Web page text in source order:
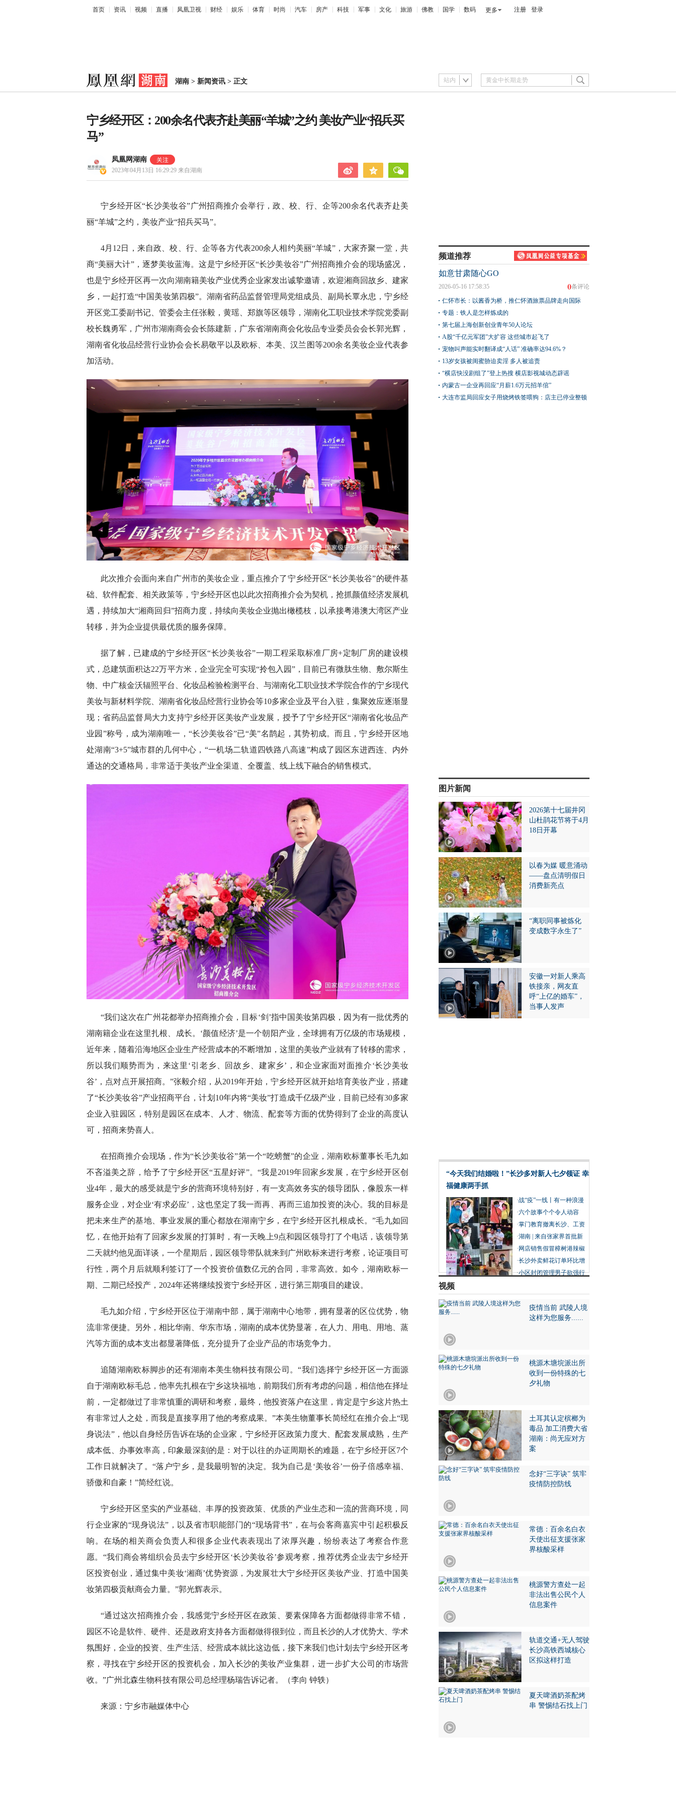
首页 资讯 视频 直播 凤凰卫视 财经 娱乐 体育 时尚 汽车 房产 科技 军事 文化 旅游 佛教 国学 数码 更多 注册 登录
湖南 > 新闻资讯 > 正文 站内
宁乡经开区：200余名代表齐赴美丽“羊城”之约 美妆产业“招兵买
马”
凤凰网湖南
2023年04月13日 16:29:29 来自湖南
宁乡经开区“长沙美妆谷”广州招商推介会举行，政、校、行、企等200余名代表齐赴美
丽“羊城”之约，美妆产业“招兵买马”。
4月12日，来自政、校、行、企等各方代表200余人相约美丽“羊城”，大家齐聚一堂，共
商“美丽大计”，逐梦美妆蓝海。这是宁乡经开区“长沙美妆谷”广州招商推介会的现场盛况，
也是宁乡经开区再一次向湖南籍美妆产业优秀企业家发出诚挚邀请，欢迎湘商回故乡、建家
乡，一起打造“中国美妆第四极”。湖南省药品监督管理局党组成员、副局长覃永忠，宁乡经
开区党工委副书记、管委会主任张毅，黄瑶、郑旗等区领导，湖南化工职业技术学院党委副
校长魏勇军，广州市湖南商会会长陈建新，广东省湖南商会化妆品专业委员会会长郭光辉，
湖南省化妆品经营行业协会会长易敬平以及欧标、本美、汉兰图等200余名美妆企业代表参
加活动。
此次推介会面向来自广州市的美妆企业，重点推介了宁乡经开区“长沙美妆谷”的硬件基
础、软件配套、相关政策等，宁乡经开区也以此次招商推介会为契机，抢抓颜值经济发展机
遇，持续加大“湘商回归”招商力度，持续向美妆企业抛出橄榄枝，以承接粤港澳大湾区产业
转移，并为企业提供最优质的服务保障。
据了解，已建成的宁乡经开区“长沙美妆谷”一期工程采取标准厂房+定制厂房的建设模
式，总建筑面积达22万平方米，企业完全可实现“拎包入园”，目前已有微肽生物、敷尔斯生
物、中广核金沃辐照平台、化妆品检验检测平台、与湖南化工职业技术学院合作的宁乡现代
美妆与新材料学院、湖南省化妆品经营行业协会等10多家企业及平台入驻，集聚效应逐渐显
现；省药品监督局大力支持宁乡经开区美妆产业发展，授予了宁乡经开区“湖南省化妆品产
业园”称号，成为湖南唯一，“长沙美妆谷”已“美”名鹊起，其势初成。而且，宁乡经开区地
处湖南“3+5”城市群的几何中心，“一机场二轨道四铁路八高速”构成了园区东进西连、内外
通达的交通格局，非常适于美妆产业全渠道、全覆盖、线上线下融合的销售模式。
“我们这次在广州花都举办招商推介会，目标‘剑’指中国美妆第四极，因为有一批优秀的
湖南籍企业在这里扎根、成长。‘颜值经济’是一个朝阳产业，全球拥有万亿级的市场规模，
近年来，随着沿海地区企业生产经营成本的不断增加，这里的美妆产业就有了转移的需求，
所以我们顺势而为，来这里‘引老乡、回故乡、建家乡’，和企业家面对面推介‘长沙美妆
谷’，点对点开展招商。”张毅介绍，从2019年开始，宁乡经开区就开始培育美妆产业，搭建
了“长沙美妆谷”产业招商平台，计划10年内将“美妆”打造成千亿级产业，目前已经有30多家
企业入驻园区，特别是园区在成本、人才、物流、配套等方面的优势得到了企业的高度认
可，招商来势喜人。
在招商推介会现场，作为“长沙美妆谷”第一个“吃螃蟹”的企业，湖南欧标董事长毛九如
不吝溢美之辞，给予了宁乡经开区“五星好评”。“我是2019年回家乡发展，在宁乡经开区创
业4年，最大的感受就是宁乡的营商环境特别好，有一支高效务实的领导团队，像股东一样
服务企业，对企业‘有求必应’，这也坚定了我一而再、再而三追加投资的决心。我的目标是
把未来生产的基地、事业发展的重心都放在湖南宁乡，在宁乡经开区扎根成长。”毛九如回
忆，在他开始有了回家乡发展的打算时，有一天晚上9点和园区领导打了个电话，该领导第
二天就约他见面详谈，一个星期后，园区领导带队就来到广州欧标来进行考察，论证项目可
行性，两个月后就顺利签订了一个投资价值数亿元的合同，非常高效。如今，湖南欧标一
期、二期已经投产，2024年还将继续投资宁乡经开区，进行第三期项目的建设。
毛九如介绍，宁乡经开区位于湖南中部，属于湖南中心地带，拥有显著的区位优势，物
流非常便捷。另外，相比华南、华东市场，湖南的成本优势显著，在人力、用电、用地、蒸
汽等方面的成本支出都显著降低，充分提升了企业产品的市场竞争力。
追随湖南欧标脚步的还有湖南本美生物科技有限公司。“我们选择宁乡经开区一方面源
自于湖南欧标毛总，他率先扎根在宁乡这块福地，前期我们所有考虑的问题，相信他在择址
前，一定都做过了非常慎重的调研和考察，最终，他投资落户在这里，肯定是宁乡这片热土
有非常过人之处，而我是直接享用了他的考察成果。”本美生物董事长简经红在推介会上“现
身说法”，他以自身经历告诉在场的企业家，宁乡经开区政策力度大、配套发展成熟，生产
成本低、办事效率高，印象最深刻的是：对于以往的办证周期长的难题，在宁乡经开区7个
工作日就解决了。“落户宁乡，是我最明智的决定。我为自己是‘美妆谷’一份子倍感幸福、
骄傲和自豪！”简经红说。
宁乡经开区坚实的产业基础、丰厚的投资政策、优质的产业生态和一流的营商环境，同
行企业家的“现身说法”，以及省市职能部门的“现场背书”，在与会客商嘉宾中引起积极反
响。在场的相关商会负责人和很多企业代表表现出了浓厚兴趣，纷纷表达了考察合作意
愿。“我们商会将组织会员去宁乡经开区‘长沙美妆谷’参观考察，推荐优秀企业去宁乡经开
区投资创业，通过集中美妆‘湘商’优势资源，为发展壮大宁乡经开区美妆产业、打造中国美
妆第四极贡献商会力量。”郭光辉表示。
“通过这次招商推介会，我感觉宁乡经开区在政策、要素保障各方面都做得非常不错，
园区不论是软件、硬件、还是政府支持各方面都做得很到位，而且长沙的人才优势大、学术
氛围好，企业的投资、生产生活、经营成本就比这边低，接下来我们也计划去宁乡经开区考
察，寻找在宁乡经开区的投资机会，加入长沙的美妆产业集群，进一步扩大公司的市场营
收。”广州北森生物科技有限公司总经理杨瑞告诉记者。（李向 钟轶）
来源：宁乡市融媒体中心
频道推荐
如意甘肃随心GO
0条评论
2026-05-16 17:58:35
仁怀市长：以酱香为桥，推仁怀酒旅票品牌走向国际
专题：铁人是怎样炼成的
第七届上海创新创业青年50人论坛
A股“千亿元军团”大扩容 这些城市起飞了
宠物叫声能实时翻译成“人话” 准确率达94.6%？
13岁女孩被闺蜜胁迫卖淫 多人被追责
“横店快没剧组了”登上热搜 横店影视城动态辟谣
内蒙古一企业再回应“月薪1.6万元招羊倌”
大连市监局回应女子用烧烤铁签喂狗：店主已停业整顿
图片新闻
2026第十七届井冈
山杜鹃花节将于4月
18日开幕
以春为媒 暖意涌动
——盘点清明假日
消费新亮点
“离职同事被炼化
变成数字永生了”
安徽一对新人乘高
铁接亲，网友直
呼“上亿的婚车”，
当事人发声
“今天我们结婚啦！”长沙多对新人七夕领证 幸
福健康两手抓
·战“疫”一线丨有一种浪漫
叫并肩作战
·六个故事个个令人动容
在“疫”线过七夕也分外浪
漫
·掌门教育撤离长沙、工资
赔偿没着落 创始人建议员
工重新谋职
·湖南 | 来自张家界首批新
冠肺炎康复患者的感谢信
· 网店销售假冒樟树港辣椒
被判赔 产业协会：假的近
20万亩
·长沙外卖鲜花订单环比增
长15倍 外卖送礼成90后七
·小区封闭管理男子欲强行
视频
疫情当前 武陵人境
这样为您服务......
桃源木塘垸派出所
收到一份特殊的七
夕礼物
土耳其认定槟榔为
毒品 加工消费大省
湖南：尚无应对方
案
念好“三字诀” 筑牢
疫情防控防线
常德：百余名白衣
天使出征支援张家
界核酸采样
桃源警方查处一起
非法出售公民个人
信息案件
轨道交通+无人驾驶
长沙高铁西城核心
区拟这样打造
夏天啤酒奶茶配烤
串 警惕结石找上门